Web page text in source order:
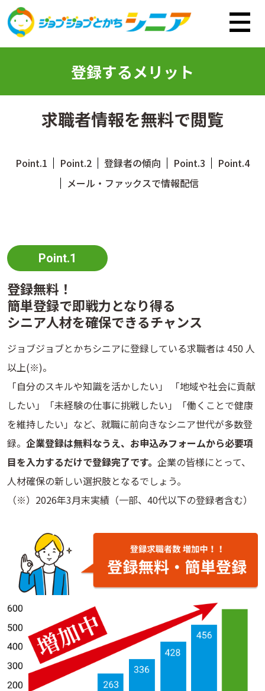
メインコンテンツへ移動
登録するメリット
求職者情報を無料で閲覧
Point.1 Point.2 登録者の傾向 Point.3
Point.4
メール・ファックスで情報配信
Point.1
登録無料！
簡単登録で即戦力となり得る
シニア人材を確保できるチャンス
ジョブジョブとかちシニアに登録している求職者は 450 人
以上(※)。
「自分のスキルや知識を活かしたい」 「地域や社会に貢献
したい」「未経験の仕事に挑戦したい」「働くことで健康
を維持したい」など、就職に前向きなシニア世代が多数登
録。 企業登録は無料なうえ、お申込みフォームから必要項
目を入力するだけで登録完了です。 企業の皆様にとって、
人材確保の新しい選択肢となるでしょう。
（※）2026年3月末実績（一部、40代以下の登録者含む）